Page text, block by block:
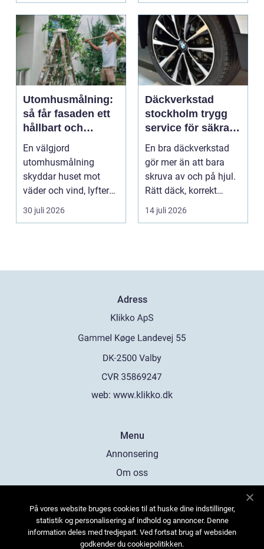
Utomhusmålning:
så får fasaden ett
hållbart och
vackert resultat
En välgjord
utomhusmålning
skyddar huset mot
väder och vind, lyfter
helhetsintrycket...
30 juli 2026
Däckverkstad
stockholm trygg
service för säkra
mil året runt
En bra däckverkstad
gör mer än att bara
skruva av och på hjul.
Rätt däck, korrekt
montering och rege...
14 juli 2026
Adress
web: www.klikko.dk
Menu
Annonsering
Om oss
Kontakta oss
Sitemap
På vores website bruges cookies til at huske dine indstillinger,
statistik og personalisering af indhold og annoncer. Denne
information deles med tredjepart. Ved fortsat brug af websiden
godkender du cookiepolitikken.